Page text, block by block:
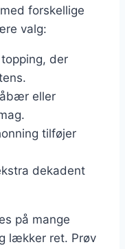
forskellige
valg:
der
eller
tilføjer
dekadent
på mange
lækker ret. Prøv